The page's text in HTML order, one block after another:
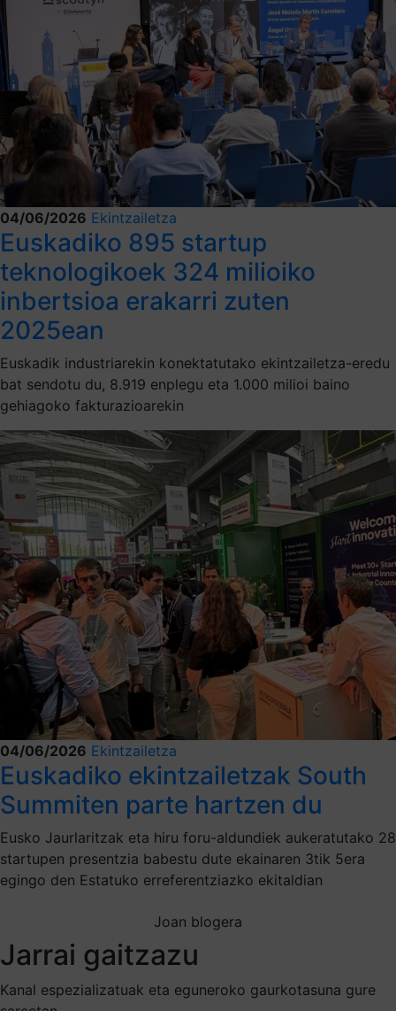
04/06/2026 Ekintzailetza
Euskadiko 895 startup
teknologikoek 324 milioiko
inbertsioa erakarri zuten
2025ean
Euskadik industriarekin konektatutako ekintzailetza-eredu
bat sendotu du, 8.919 enplegu eta 1.000 milioi baino
gehiagoko fakturazioarekin
04/06/2026 Ekintzailetza
Euskadiko ekintzailetzak South
Summiten parte hartzen du
Eusko Jaurlaritzak eta hiru foru-aldundiek aukeratutako 28
startupen presentzia babestu dute ekainaren 3tik 5era
egingo den Estatuko erreferentziazko ekitaldian
Joan blogera
Jarrai gaitzazu
Kanal espezializatuak eta eguneroko gaurkotasuna gure